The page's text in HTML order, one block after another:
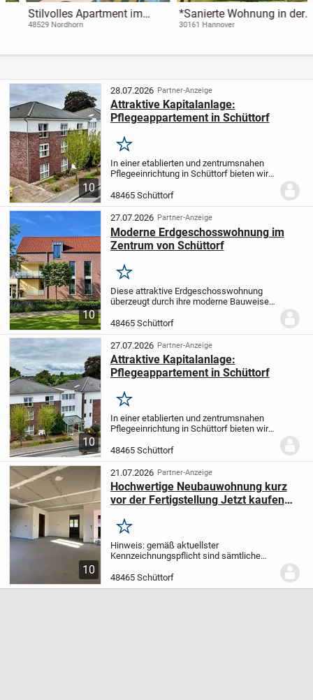
Stilvolles Apartment im
Boardinghouse
48529 Nordhorn
*Sanierte Wohnung in der
List zentrumsnah mit guter
Dachboden 180 m2 mit zu
30161 Hannover
10
28.07.2026 Partner-Anzeige
Attraktive Kapitalanlage:
Pflegeappartement in Schüttorf
Merken
In einer etablierten und zentrumsnahen
Pflegeeinrichtung in Schüttorf bieten wir
Wohnfläche von ca. 26m² (ca. 57m²
Gesamtfläche) an. Das im Jahr 2007
erbaute...
48465 Schüttorf
10
27.07.2026 Partner-Anzeige
Moderne Erdgeschosswohnung im
Zentrum von Schüttorf
Merken
Diese attraktive Erdgeschosswohnung
überzeugt durch ihre moderne Bauweise,
die hervorragende Lage im Stadtzentrum
von Schüttorf. Auf rund 89 m² Wohnfläche
bietet...
48465 Schüttorf
10
27.07.2026 Partner-Anzeige
Attraktive Kapitalanlage:
Pflegeappartement in Schüttorf
Merken
In einer etablierten und zentrumsnahen
Pflegeeinrichtung in Schüttorf bieten wir
Wohnfläche von ca. 26m² (ca. 57m²
Gesamtfläche) an. Das im Jahr 2007
erbaute...
48465 Schüttorf
10
21.07.2026 Partner-Anzeige
Hochwertige Neubauwohnung kurz
vor der Fertigstellung Jetzt kaufen
Merken
Hinweis: gemäß aktuellster
Kennzeichnungspflicht sind sämtliche
Kennzeichen, Hausnummern, Gesichter,
Schatten, Kontraste oder persönliche
48465 Schüttorf